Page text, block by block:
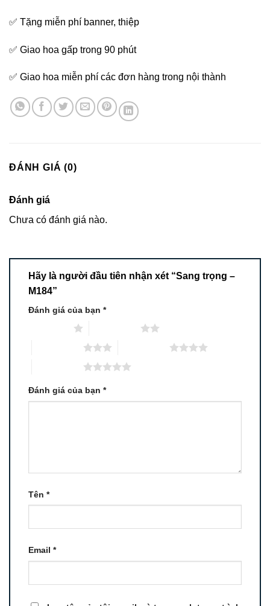
✅ Tặng miễn phí banner, thiệp
✅ Giao hoa gấp trong 90 phút
✅ Giao hoa miễn phí các đơn hàng trong nội thành
ĐÁNH GIÁ (0)
Đánh giá
Chưa có đánh giá nào.
Hãy là người đầu tiên nhận xét “Sang trọng –
M184”
Đánh giá của bạn *
Đánh giá của bạn *
Tên *
Email *